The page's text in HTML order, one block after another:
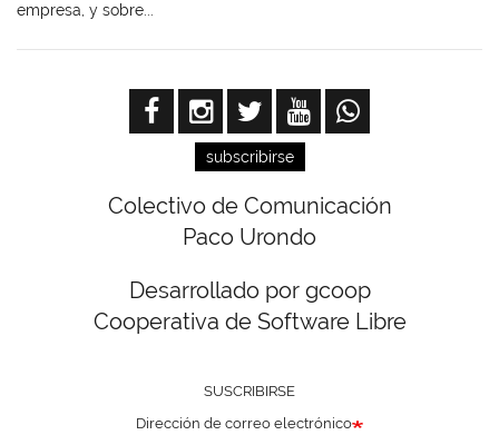
empresa, y sobre...
subscribirse
Colectivo de Comunicación
Paco Urondo
Desarrollado por gcoop
Cooperativa de Software Libre
SUSCRIBIRSE
Dirección de correo electrónico